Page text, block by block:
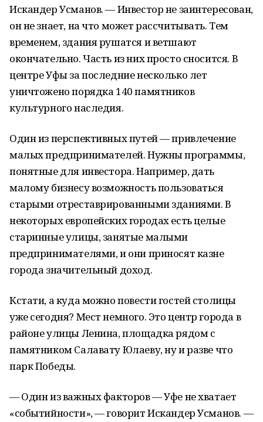
Искандер Усманов. — Инвестор не заинтересован,
он не знает, на что может рассчитывать. Тем
временем, здания рушатся и ветшают
окончательно. Часть из них просто сносится. В
центре Уфы за последние несколько лет
уничтожено порядка 140 памятников
культурного наследия.
Один из перспективных путей — привлечение
малых предпринимателей. Нужны программы,
понятные для инвестора. Например, дать
малому бизнесу возможность пользоваться
старыми отреставрированными зданиями. В
некоторых европейских городах есть целые
старинные улицы, занятые малыми
предпринимателями, и они приносят казне
города значительный доход.
Кстати, а куда можно повести гостей столицы
уже сегодня? Мест немного. Это центр города в
районе улицы Ленина, площадка рядом с
памятником Салавату Юлаеву, ну и разве что
парк Победы.
— Один из важных факторов — Уфе не хватает
«событийности», — говорит Искандер Усманов. —